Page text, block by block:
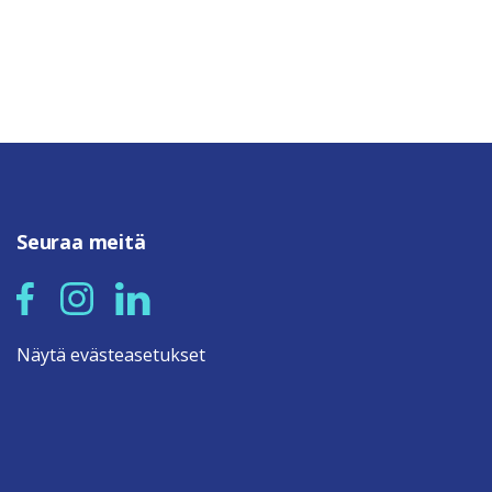
Seuraa meitä
Näytä evästeasetukset